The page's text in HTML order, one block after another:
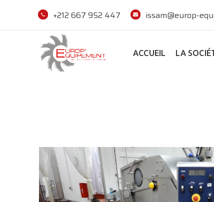
+212 667 952 447 issam@europ-
ACCUEIL LA